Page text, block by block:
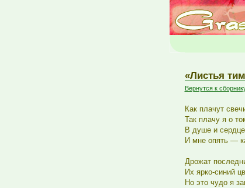
«Листья
Вернутся к
Как плачут
Так плачу я о
В душе и
И мне опять —
Дрожат
Их ярко-синий
Но это чудо я